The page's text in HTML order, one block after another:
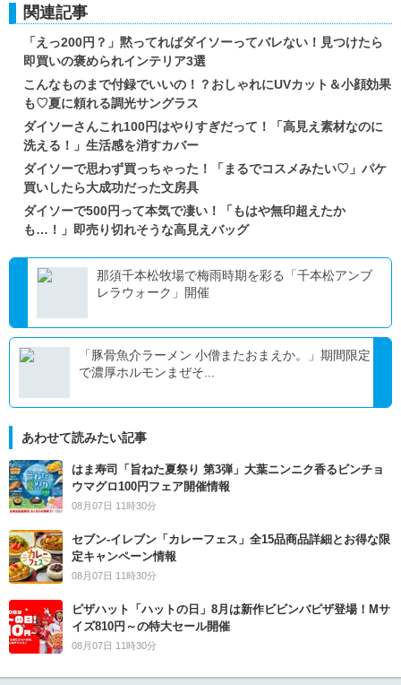
関連記事
「えっ200円？」黙ってればダイソーってバレない！見つけたら
即買いの褒められインテリア3選
こんなものまで付録でいいの！？おしゃれにUVカット＆小顔効果
も♡夏に頼れる調光サングラス
ダイソーさんこれ100円はやりすぎだって！「高見え素材なのに
洗える！」生活感を消すカバー
ダイソーで思わず買っちゃった！「まるでコスメみたい♡」パケ
買いしたら大成功だった文房具
ダイソーで500円って本気で凄い！「もはや無印超えたか
も…！」即売り切れそうな高見えバッグ
那須千本松牧場で梅雨時期を彩る「千本松アンブ
レラウォーク」開催
「豚骨魚介ラーメン 小僧またおまえか。」期間限定
で濃厚ホルモンまぜそ...
あわせて読みたい記事
はま寿司「旨ねた夏祭り 第3弾」大葉ニンニク香るビンチョ
ウマグロ100円フェア開催情報
08月07日 11時30分
セブン‐イレブン「カレーフェス」全15品商品詳細とお得な限
定キャンペーン情報
08月07日 11時30分
ピザハット「ハットの日」8月は新作ビビンバピザ登場！Mサ
イズ810円～の特大セール開催
08月07日 11時30分